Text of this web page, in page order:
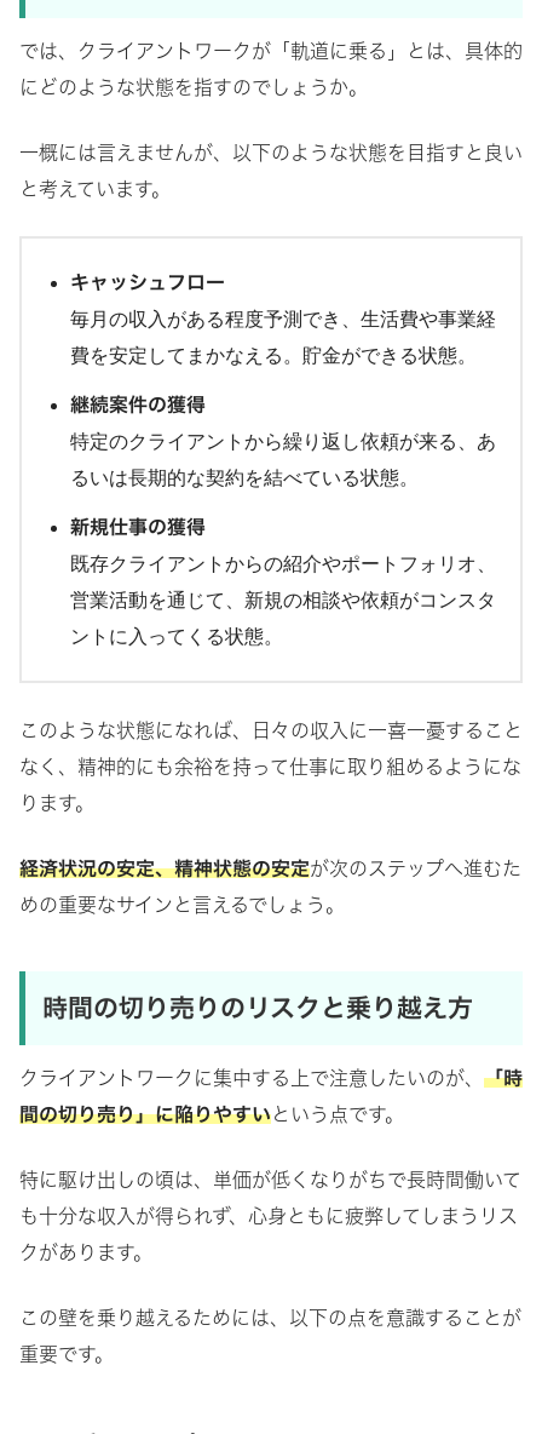
では、クライアントワークが「軌道に乗る」とは、具体的
にどのような状態を指すのでしょうか。
一概には言えませんが、以下のような状態を目指すと良い
と考えています。
キャッシュフロー
毎月の収入がある程度予測でき、生活費や事業経
費を安定してまかなえる。貯金ができる状態。
継続案件の獲得
特定のクライアントから繰り返し依頼が来る、あ
るいは長期的な契約を結べている状態。
新規仕事の獲得
既存クライアントからの紹介やポートフォリオ、
営業活動を通じて、新規の相談や依頼がコンスタ
ントに入ってくる状態。
このような状態になれば、日々の収入に一喜一憂すること
なく、精神的にも余裕を持って仕事に取り組めるようにな
ります。
経済状況の安定、精神状態の安定が次のステップへ進むた
めの重要なサインと言えるでしょう。
時間の切り売りのリスクと乗り越え方
クライアントワークに集中する上で注意したいのが、 「時
間の切り売り」に陥りやすいという点です。
特に駆け出しの頃は、単価が低くなりがちで長時間働いて
も十分な収入が得られず、心身ともに疲弊してしまうリス
クがあります。
この壁を乗り越えるためには、以下の点を意識することが
重要です。